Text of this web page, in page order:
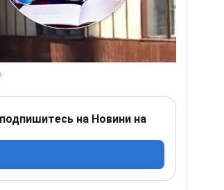
на Новини на